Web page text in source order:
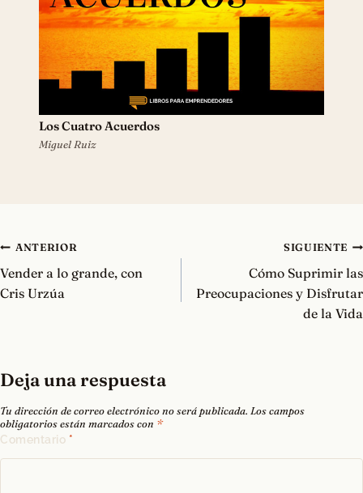
Los Cuatro Acuerdos
Miguel Ruiz
Navegación
de
entradas
ANTERIOR
Vender a lo grande, con
Cris Urzúa
SIGUIENTE
Cómo Suprimir las
Preocupaciones y Disfrutar
de la Vida
Deja una respuesta
Tu dirección de correo electrónico no será publicada. Los campos
obligatorios están marcados con *
Comentario *